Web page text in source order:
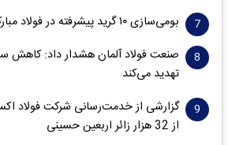
بومی‌سازی ۱۰ گرید پیشرفته در فولاد مبارکه
صنعت فولاد آلمان هشدار داد: کاهش
تهدید می‌کند
گزارشی از خدمت‌رسانی شرکت فولاد
از 32 هزار زائر اربعین حسینی